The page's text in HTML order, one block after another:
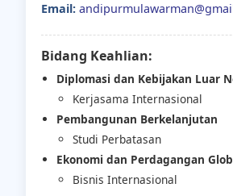
Email:
Bidang Keahlian:
Diplomasi dan Kebijakan Luar
Kerjasama Internasional
Pembangunan Berkelanjutan
Studi Perbatasan
Ekonomi dan Perdagangan
Bisnis Internasional